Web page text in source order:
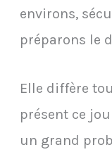
environs,
préparons le
Elle diffère
présent ce
un grand